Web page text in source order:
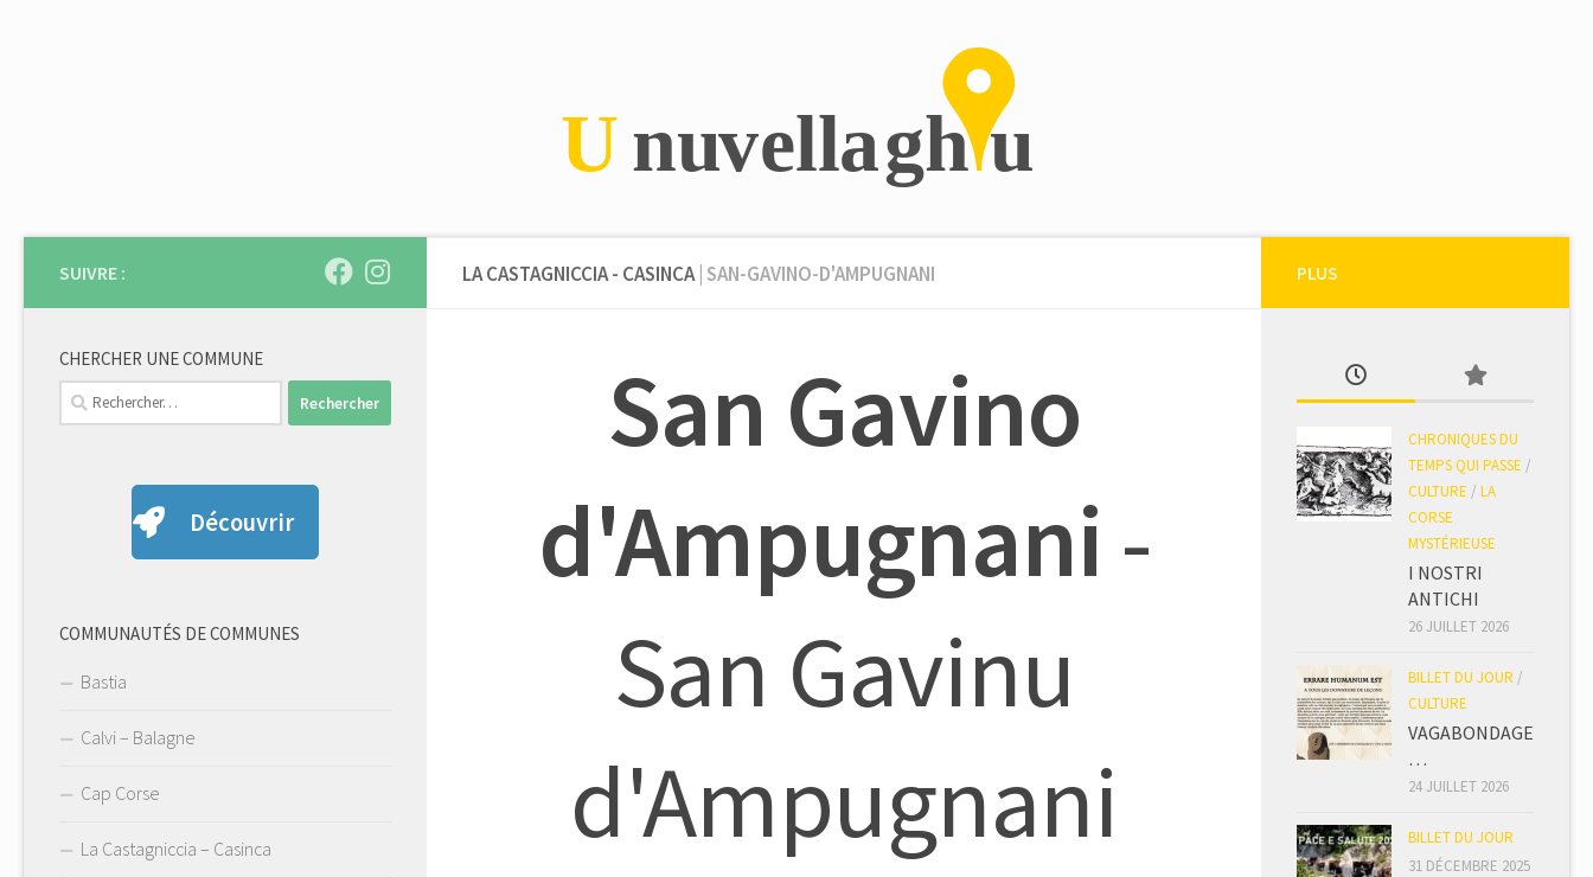
LA CASTAGNICCIA - CASINCA | SAN-GAVINO-D'AMPUGNANI
San Gavino
d'Ampugnani -
San Gavinu
d'Ampugnani
SUIVRE :
CHERCHER UNE COMMUNE
Rechercher :
Découvrir
COMMUNAUTÉS DE COMMUNES
Bastia
Calvi – Balagne
Cap Corse
La Castagniccia – Casinca
PLUS
CHRONIQUES DU
TEMPS QUI PASSE /
CULTURE / LA
CORSE
MYSTÉRIEUSE
I NOSTRI
ANTICHI
26 JUILLET 2026
BILLET DU JOUR /
CULTURE
VAGABONDAGE
…
24 JUILLET 2026
BILLET DU JOUR
31 DÉCEMBRE 2025